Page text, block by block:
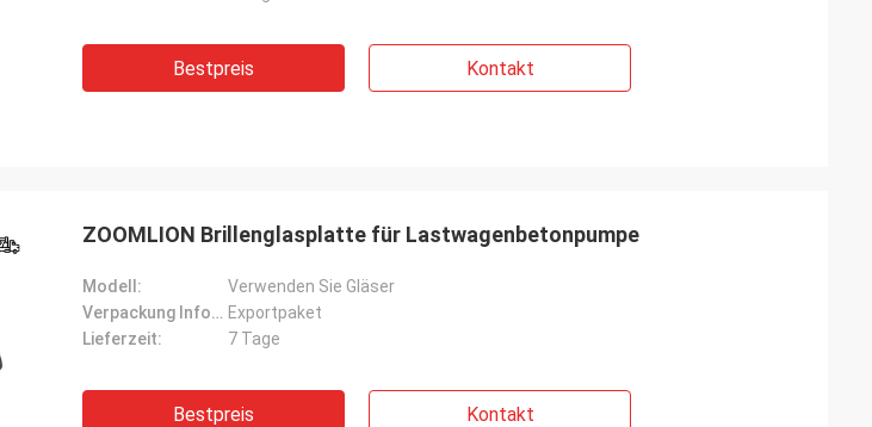
Bestpreis Kontakt
ZOOMLION Brillenglasplatte für Lastwagenbetonpumpe
Modell:
Verwenden Sie Gläser
Verpackung Informationen: Exportpaket
Lieferzeit:
7 Tage
Bestpreis Kontakt